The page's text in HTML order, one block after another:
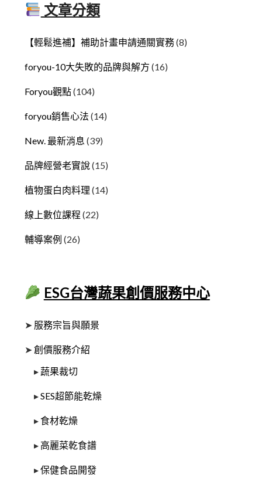
文章分類
【輕鬆進補】補助計畫申請通關實務(8)
foryou-10大失敗的品牌與解方 (16)
Foryou觀點(104)
foryou銷售心法 (14)
New. 最新消息 (39)
品牌經營老實說 (15)
植物蛋白肉料理 (14)
線上數位課程 (22)
輔導案例 (26)
ESG台灣蔬果創價服務中心
➤ 服務宗旨與願景
➤創價服務介紹
▸ 蔬果裁切
▸SES超節能乾燥
▸ 食材乾燥
▸ 高麗菜乾食譜
▸保健食品開發